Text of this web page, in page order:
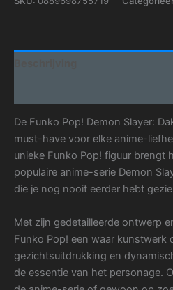
De Funko Pop! Demon Slayer:
must-have voor elke anime-
unieke Funko Pop! figuur brengt
populaire anime-serie Demon
die je nog nooit eerder hebt
Met zijn gedetailleerde ontwerp
Funko Pop! een waar kunstwerk
gezichtsuitdrukking en
de essentie van het personage.